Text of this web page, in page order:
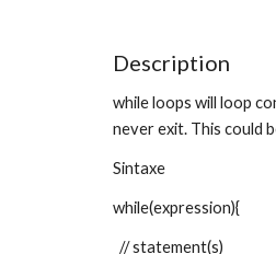
Description
while loops will loop
never exit. This could
Sintaxe
while(expression){
  // statement(s)